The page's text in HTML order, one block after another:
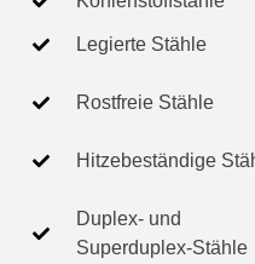
Legierte Stähle
Rostfreie Stähle
Hitzebeständige
Duplex- und
Superduplex-Stähle